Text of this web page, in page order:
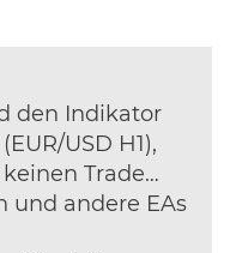
den Indikator
USD H1),
Trade…
und andere EAs